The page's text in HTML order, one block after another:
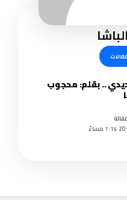
.. بقلم: محجوب